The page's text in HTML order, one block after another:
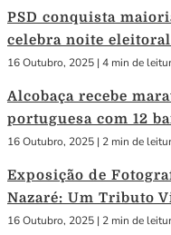
PSD conquista
celebra noite
16 Outubro, 2025 | 4 min de
Alcobaça recebe
portuguesa com 12
16 Outubro, 2025 | 2 min de
Exposição de
Nazaré: Um Tributo
16 Outubro, 2025 | 2 min de